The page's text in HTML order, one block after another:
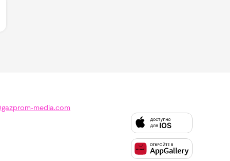
ЛАЙКОВ ЗА "А ТЫ ГОВОРИШЬ - КОСТА
media.com